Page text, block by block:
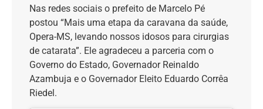
Nas redes sociais o prefeito de Marcelo Pé
postou “Mais uma etapa da caravana da saúde,
Opera-MS, levando nossos idosos para cirurgias
de catarata”. Ele agradeceu a parceria com o
Governo do Estado, Governador Reinaldo
Azambuja e o Governador Eleito Eduardo Corrêa
Riedel.